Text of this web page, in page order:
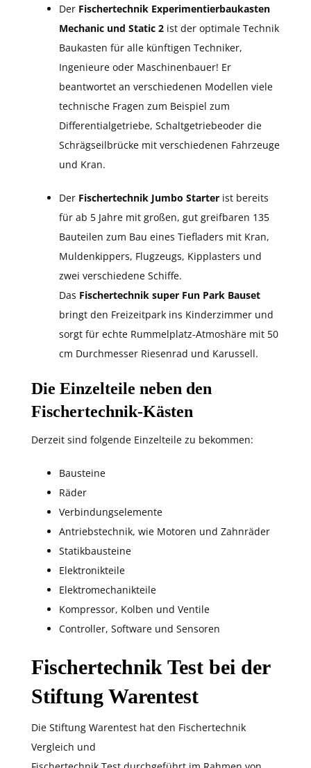
Der Fischertechnik Experimentierbaukasten
Mechanic und Static 2 ist der optimale Technik
Baukasten für alle künftigen Techniker,
Ingenieure oder Maschinenbauer! Er
beantwortet an verschiedenen Modellen viele
technische Fragen zum Beispiel zum
Differentialgetriebe, Schaltgetriebeoder die
Schrägseilbrücke mit verschiedenen Fahrzeuge
und Kran.
Der Fischertechnik Jumbo Starter ist bereits
für ab 5 Jahre mit großen, gut greifbaren 135
Bauteilen zum Bau eines Tiefladers mit Kran,
Muldenkippers, Flugzeugs, Kipplasters und
zwei verschiedene Schiffe.
Das Fischertechnik super Fun Park Bauset
bringt den Freizeitpark ins Kinderzimmer und
sorgt für echte Rummelplatz-Atmoshäre mit 50
cm Durchmesser Riesenrad und Karussell.
Die Einzelteile neben den
Fischertechnik-Kästen
Derzeit sind folgende Einzelteile zu bekommen:
Bausteine
Räder
Verbindungselemente
Antriebstechnik, wie Motoren und Zahnräder
Statikbausteine
Elektronikteile
Elektromechanikteile
Kompressor, Kolben und Ventile
Controller, Software und Sensoren
Fischertechnik Test bei der
Stiftung Warentest
Die Stiftung Warentest hat den Fischertechnik
Vergleich und